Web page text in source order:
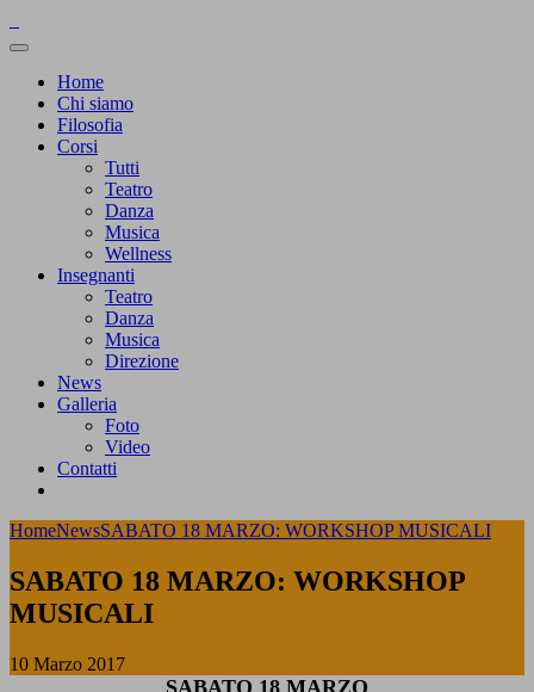
Home
Chi siamo
Filosofia
Corsi
Tutti
Teatro
Danza
Musica
Wellness
Insegnanti
Teatro
Danza
Musica
Direzione
News
Galleria
Foto
Video
Contatti
HomeNewsSABATO 18 MARZO: WORKSHOP MUSICALI
SABATO 18 MARZO: WORKSHOP
MUSICALI
10 Marzo 2017
SABATO 18 MARZO